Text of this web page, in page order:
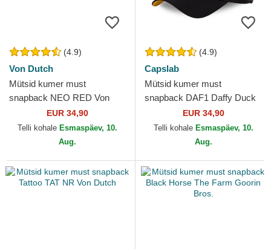
(4.9)
Von Dutch
Mütsid kumer must
snapback NEO RED Von
EUR 34,90
Telli kohale Esmaspäev, 10.
Aug.
(4.9)
Capslab
Mütsid kumer must
snapback DAF1 Daffy Duck
Looney Tunes Capslab
EUR 34,90
Telli kohale Esmaspäev, 10.
Aug.